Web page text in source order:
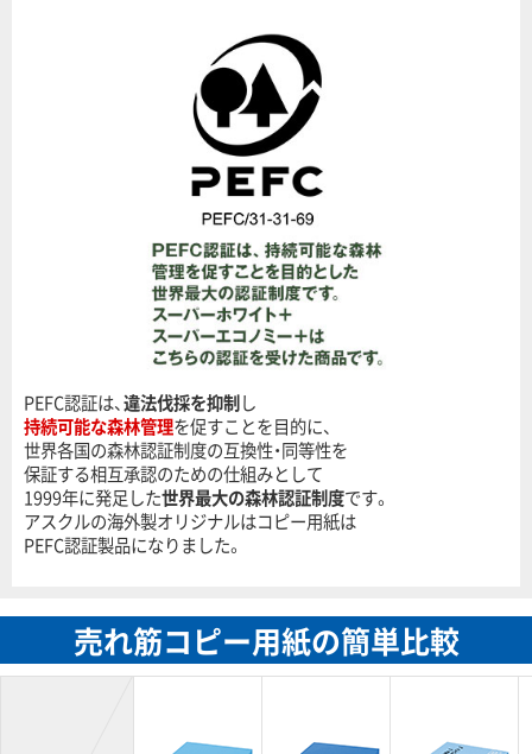
PEFC認証は、違法伐採を抑制し
持続可能な森林管理を促すことを目的に、
世界各国の森林認証制度の互換性・同等性を
保証する相互承認のための仕組みとして
1999年に発足した世界最大の森林認証制度です。
アスクルの海外製オリジナルはコピー用紙は
PEFC認証製品になりました。
売れ筋コピー用紙の簡単比較